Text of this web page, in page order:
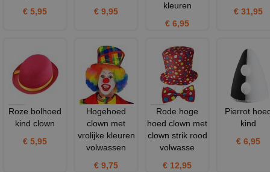
€ 5,95
€ 9,95
kleuren
€ 6,95
€ 31,95
Roze bolhoed
kind clown
€ 5,95
Hogehoed
clown met
vrolijke kleuren
volwassen
€ 9,75
Rode hoge
hoed clown met
clown strik rood
volwasse
€ 12,95
Pierrot
kind
€ 6,95